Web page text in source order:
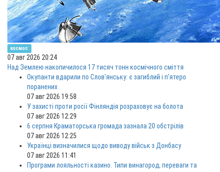
космос
07 авг 2026 20:24
Над Землею накопичилося 17 тисяч тонн космічного сміття
Окупанти вдарили по Слов'янську: є загиблий і п'ятеро
поранених
07 авг 2026 19:58
У захисті проти росії Фінляндія розраховує на болота
07 авг 2026 12:29
6 серпня Краматорська громада зазнала 20 обстрілів
07 авг 2026 12:25
Українці визначилися щодо виводу військ з Донбасу
07 авг 2026 11:41
Програми лояльності казино. Типи винагород, переваги та